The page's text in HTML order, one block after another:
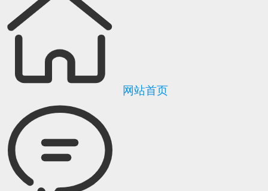
网站首页